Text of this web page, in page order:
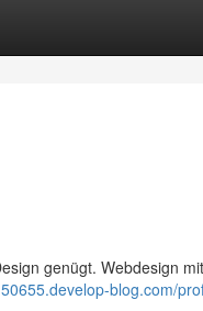
genügt. Webdesign mit
blog.com/